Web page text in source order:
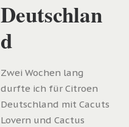
Deutschlan
d
Zwei Wochen lang
durfte ich für Citroen
Deutschland mit Cacuts
Lovern und Cactus